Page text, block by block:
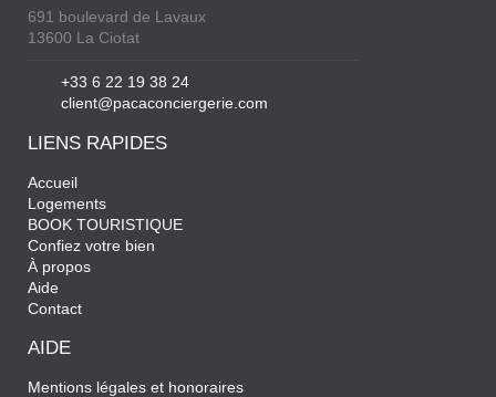
691 boulevard de Lavaux
13600 La Ciotat
+33 6 22 19 38 24
client@pacaconciergerie.com
LIENS RAPIDES
Accueil
Logements
BOOK TOURISTIQUE
Confiez votre bien
À propos
Aide
Contact
AIDE
Mentions légales et honoraires